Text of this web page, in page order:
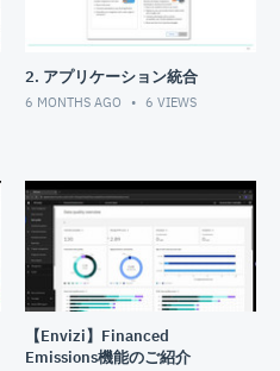
2. アプリケーション統合
6 MONTHS AGO 6 VIEWS
【Envizi】Financed
Emissions機能のご紹介